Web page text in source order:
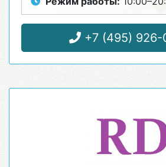
+7 (495) 926-